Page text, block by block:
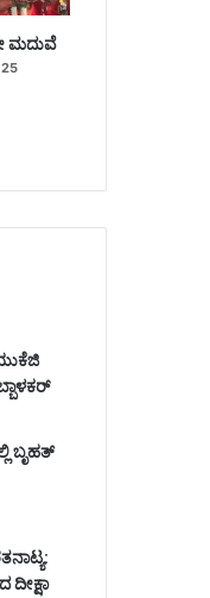
ಮದುವೆ
ಬೃಹತ್